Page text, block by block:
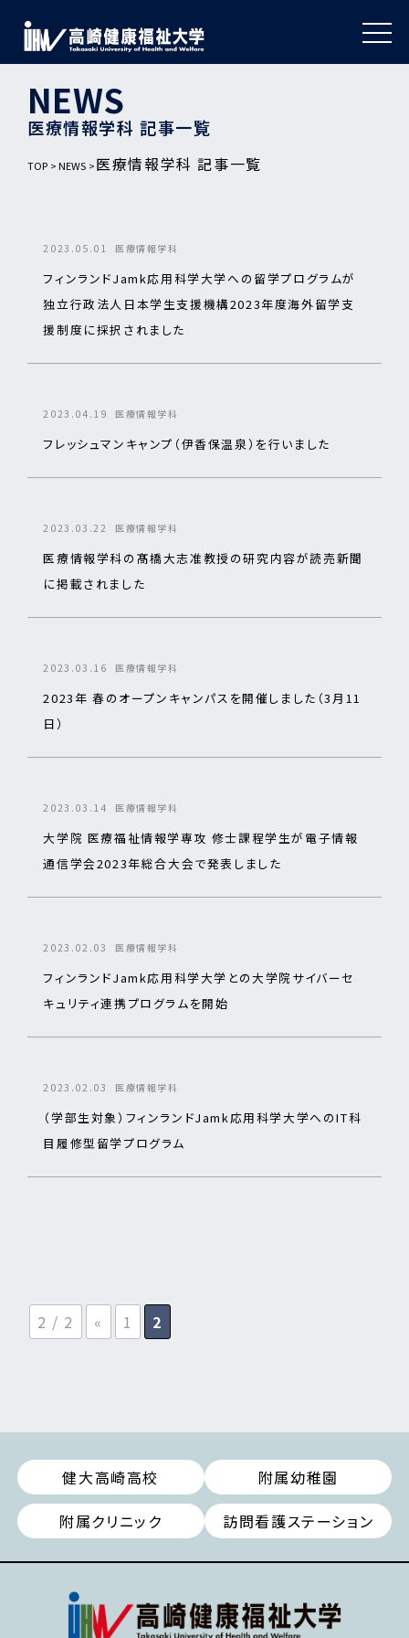
NEWS
医療情報学科 記事一覧
TOP NEWS 医療情報学科 記事一覧
2023.05.01 医療情報学科
フィンランドJamk応用科学大学への留学プログラムが
独立行政法人日本学生支援機構2023年度海外留学支
援制度に採択されました
2023.04.19 医療情報学科
フレッシュマンキャンプ（伊香保温泉）を行いました
2023.03.22 医療情報学科
医療情報学科の髙橋大志准教授の研究内容が読売新聞
に掲載されました
2023.03.16 医療情報学科
2023年 春のオープンキャンパスを開催しました（3月11
日）
2023.03.14 医療情報学科
大学院 医療福祉情報学専攻 修士課程学生が電子情報
通信学会2023年総合大会で発表しました
2023.02.03 医療情報学科
フィンランドJamk応用科学大学との大学院サイバーセ
キュリティ連携プログラムを開始
2023.02.03 医療情報学科
（学部生対象）フィンランドJamk応用科学大学へのIT科
目履修型留学プログラム
2 / 2 « 1 2
健大高崎高校
附属幼稚園
附属クリニック
訪問看護ステーション